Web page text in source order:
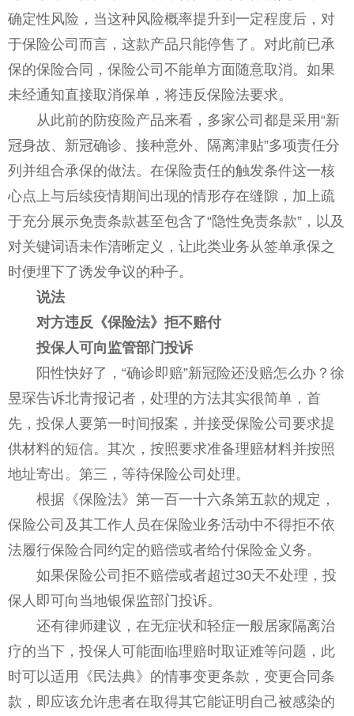
确定性风险，当这种风险概率提升到一定程度后，对
于保险公司而言，这款产品只能停售了。对此前已承
保的保险合同，保险公司不能单方面随意取消。如果
未经通知直接取消保单，将违反保险法要求。
从此前的防疫险产品来看，多家公司都是采用“新
冠身故、新冠确诊、接种意外、隔离津贴”多项责任分
列并组合承保的做法。在保险责任的触发条件这一核
心点上与后续疫情期间出现的情形存在缝隙，加上疏
于充分展示免责条款甚至包含了“隐性免责条款”，以及
对关键词语未作清晰定义，让此类业务从签单承保之
时便埋下了诱发争议的种子。
说法
对方违反《保险法》拒不赔付
投保人可向监管部门投诉
阳性快好了，“确诊即赔”新冠险还没赔怎么办？徐
昱琛告诉北青报记者，处理的方法其实很简单，首
先，投保人要第一时间报案，并接受保险公司要求提
供材料的短信。其次，按照要求准备理赔材料并按照
地址寄出。第三，等待保险公司处理。
根据《保险法》第一百一十六条第五款的规定，
保险公司及其工作人员在保险业务活动中不得拒不依
法履行保险合同约定的赔偿或者给付保险金义务。
如果保险公司拒不赔偿或者超过30天不处理，投
保人即可向当地银保监部门投诉。
还有律师建议，在无症状和轻症一般居家隔离治
疗的当下，投保人可能面临理赔时取证难等问题，此
时可以适用《民法典》的情事变更条款，变更合同条
款，即应该允许患者在取得其它能证明自己被感染的